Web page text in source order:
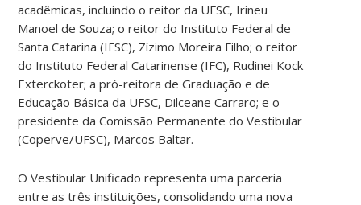
acadêmicas, incluindo o reitor da UFSC, Irineu
Manoel de Souza; o reitor do Instituto Federal de
Santa Catarina (IFSC), Zízimo Moreira Filho; o reitor
do Instituto Federal Catarinense (IFC), Rudinei Kock
Exterckoter; a pró-reitora de Graduação e de
Educação Básica da UFSC, Dilceane Carraro; e o
presidente da Comissão Permanente do Vestibular
(Coperve/UFSC), Marcos Baltar.
O Vestibular Unificado representa uma parceria
entre as três instituições, consolidando uma nova